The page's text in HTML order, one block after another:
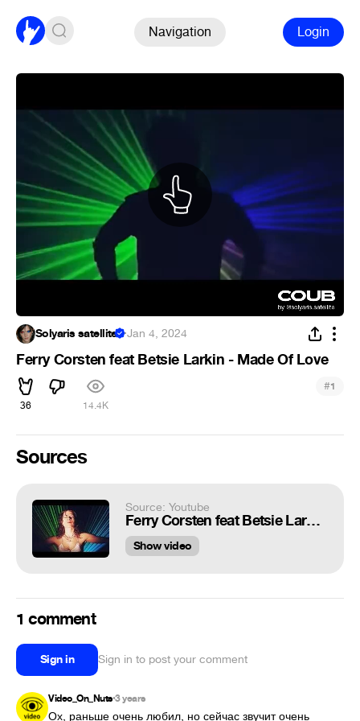
Navigation Login
Solyaris satellite ·Jan 4, 2024
Ferry Corsten feat Betsie Larkin - Made Of Love
36 14.4K
#1
Sources
Source: Youtube
Ferry Corsten feat Betsie Larkin - Made Of Love
Show video
1 comment
Sign in Sign in to post your comment
Video_On_Nuts•3 years
Ох, раньше очень любил, но сейчас звучит очень